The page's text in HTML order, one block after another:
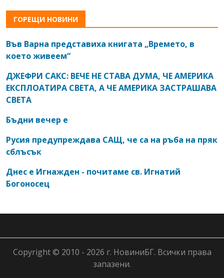
ГОРЕЩИ НОВИНИ
Във Варна представиха книгата „Времето, в
което живеем“
ДЖЕФРИ САКС: ВЕЧЕ НЕ СТАВА ДУМА, ЧЕ АМЕРИКА
ЕКСПЛОАТИРА СВЕТА, А ЧЕ АМЕРИКА ЗАСТРАШАВА
СВЕТА
Бъдни вечер е
Русия предупреждава САЩ, че са на ръба на пряк
сблъсък
Днес е Игнажден - почитаме св. Игнатий
Богоносец
Copyright © 2010 - 2026 г. НовиниБГ. Всички права
запазени.